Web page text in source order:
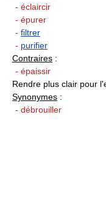
- éclaircir
- épurer
- filtrer
- purifier
Contraires :
- épaissir
Rendre plus clair pour
Synonymes :
- débrouiller